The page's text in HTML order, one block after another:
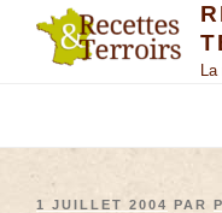
1 JUILLET 2004 PAR